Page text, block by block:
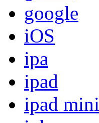
google
iOS
ipa
ipad
ipad mini